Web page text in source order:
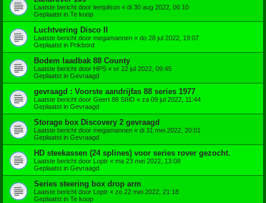
Laatste bericht door leetpilson « di 30 aug 2022, 06:10
Geplaatst in Te koop
Luchtvering Disco II
Laatste bericht door megamannen « do 28 jul 2022, 19:07
Geplaatst in Prikbord
Bodem laadbak 88 County
Laatste bericht door HPS « vr 22 jul 2022, 09:45
Geplaatst in Gevraagd
gevraagd : Voorste aandrijfas 88 series 1977
Laatste bericht door Geert 88 SIIID « za 09 jul 2022, 11:44
Geplaatst in Gevraagd
Storage box Discovery 2 gevraagd
Laatste bericht door megamannen « di 31 mei 2022, 20:01
Geplaatst in Gevraagd
HD steekassen (24 splines) voor series rover gezocht.
Laatste bericht door Loptr « ma 23 mei 2022, 13:08
Geplaatst in Gevraagd
Series steering box drop arm
Laatste bericht door Loptr « zo 22 mei 2022, 21:18
Geplaatst in Te koop